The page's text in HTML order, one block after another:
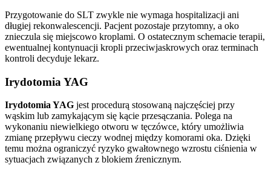
Przygotowanie do SLT zwykle nie wymaga hospitalizacji ani
długiej rekonwalescencji. Pacjent pozostaje przytomny, a oko
znieczula się miejscowo kroplami. O ostatecznym schemacie terapii,
ewentualnej kontynuacji kropli przeciwjaskrowych oraz terminach
kontroli decyduje lekarz.
Irydotomia YAG
Irydotomia YAG jest procedurą stosowaną najczęściej przy
wąskim lub zamykającym się kącie przesączania. Polega na
wykonaniu niewielkiego otworu w tęczówce, który umożliwia
zmianę przepływu cieczy wodnej między komorami oka. Dzięki
temu można ograniczyć ryzyko gwałtownego wzrostu ciśnienia w
sytuacjach związanych z blokiem źrenicznym.